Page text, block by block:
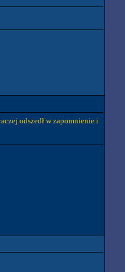
odszedł w zapomnienie i